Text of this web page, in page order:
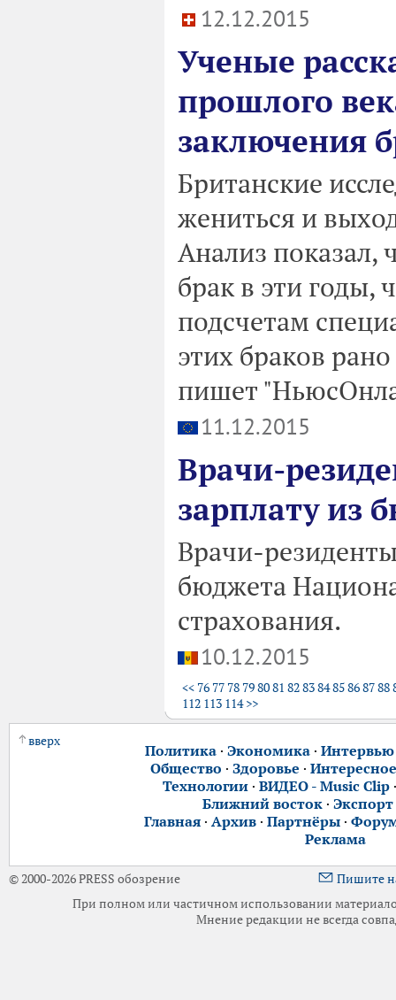
12.12.2015
Ученые
прошлого
заключения
Британские
жениться и
Анализ показал,
брак в эти годы,
подсчетам
этих браков
пишет
11.12.2015
Врачи-
зарплату из
Врачи-
бюджета
страхования.
10.12.2015
<< 76 77 78 798081 82838485868788
112 113 114 >>
вверх
Политика· Экономика· Интервью
Общество · Здоровье · Интересное
Технологии· ВИДЕО - Music Clip
Ближний восток ·
Главная· Архив· Партнёры·
Реклама
© 2000-2026 PRESS обозрение
Пишите
При полном или частичном использовании
Мнение редакции не всегда